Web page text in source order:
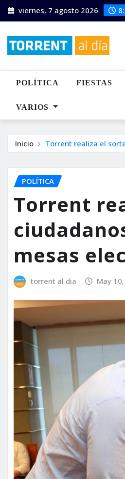
Saltar
al
viernes, 7 agosto 2026
POLÍTICA FIESTAS
VARIOS
Inicio Torrent realiza el
POLÍTICA
Torrent
mesas
torrent al dia May